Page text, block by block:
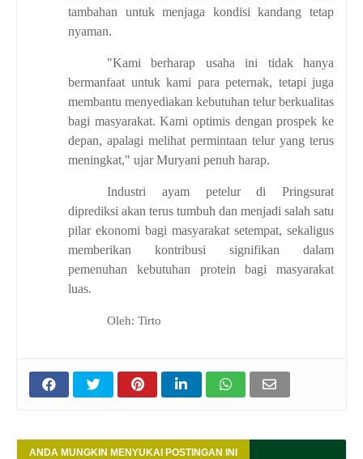
tambahan untuk menjaga kondisi kandang tetap
nyaman.
"Kami berharap usaha ini tidak hanya
bermanfaat untuk kami para peternak, tetapi juga
membantu menyediakan kebutuhan telur berkualitas
bagi masyarakat. Kami optimis dengan prospek ke
depan, apalagi melihat permintaan telur yang terus
meningkat," ujar Muryani penuh harap.
Industri ayam petelur di Pringsurat
diprediksi akan terus tumbuh dan menjadi salah satu
pilar ekonomi bagi masyarakat setempat, sekaligus
memberikan kontribusi signifikan dalam
pemenuhan kebutuhan protein bagi masyarakat
luas.
Oleh: Tirto
ANDA MUNGKIN MENYUKAI POSTINGAN INI